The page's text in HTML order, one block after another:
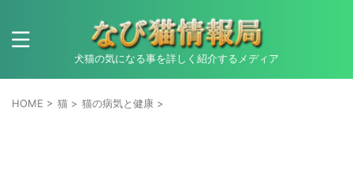
犬猫の気になる事を詳しく紹介するメディア
HOME > 猫 > 猫の病気と健康 >